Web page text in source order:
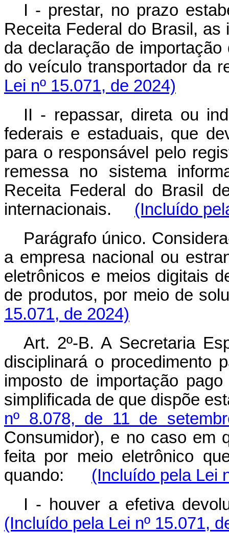
I - prestar, no prazo
Receita Federal do Brasil,
da declaração de
do veículo transportador da
Lei nº 15.071, de 2024)
II - repassar, direta ou
federais e estaduais, que
para o responsável pelo
remessa no sistema
Receita Federal do Brasil
internacionais.
(Incluído
Parágrafo único.
a empresa nacional ou
eletrônicos e meios digitais
de produtos, por meio de
15.071, de 2024)
Art. 2º-B. A Secretaria
disciplinará o procedimento
imposto de importação
simplificada de que dispõe
nº 8.078, de 11 de
Consumidor), e no caso em
feita por meio eletrônico
quando:
(Incluído pela Lei
I - houver a efetiva
(Incluído pela Lei nº 15.071,